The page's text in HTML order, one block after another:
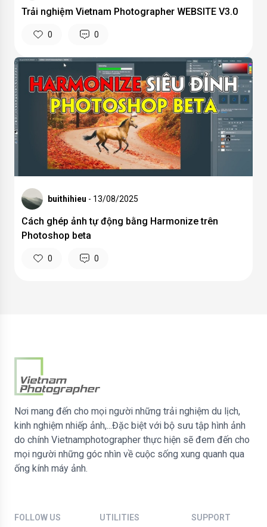
Trải nghiệm Vietnam Photographer WEBSITE V3.0
0 0
buithihieu - 13/08/2025
Cách ghép ảnh tự động bằng Harmonize trên
Photoshop beta
0 0
Nơi mang đến cho mọi người những trải nghiệm du lịch,
kinh nghiệm nhiếp ảnh,...Đặc biệt với bộ sưu tập hình ảnh
do chính Vietnamphotographer thực hiện sẽ đem đến cho
mọi người những góc nhìn về cuộc sống xung quanh qua
ống kính máy ảnh.
FOLLOW US UTILITIES SUPPORT